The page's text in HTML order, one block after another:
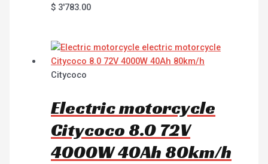
$ 3'783.00
Citycoco
Electric motorcycle
Citycoco 8.0 72V
4000W 40Ah 80km/h